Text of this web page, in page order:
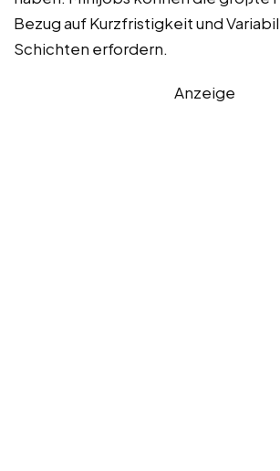
Bezug auf Kurzfristigkeit und
Schichten erfordern.
Anzeige